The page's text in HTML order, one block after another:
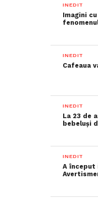
INEDIT
Imagini
INEDIT
Cafeaua
INEDIT
La 23 de
bebeluși
INEDIT
A început